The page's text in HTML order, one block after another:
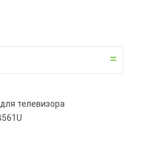
телевизора